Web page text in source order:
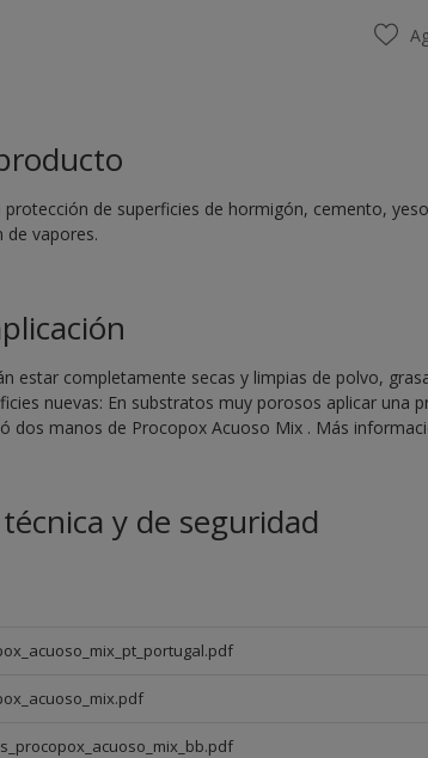
protección de superficies de hormigón, cemento,
de vapores.
estar completamente secas y limpias de polvo,
nuevas: En substratos muy porosos aplicar una
dos manos de Procopox Acuoso Mix . Más
y de seguridad